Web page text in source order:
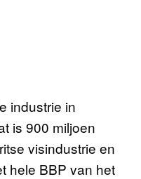
industrie in
is 900 miljoen
visindustrie en
hele BBP van het